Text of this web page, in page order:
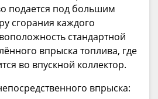
подается под большим
сгорания каждого
стандартной
впрыска топлива, где
во впускной коллектор.
впрыска: